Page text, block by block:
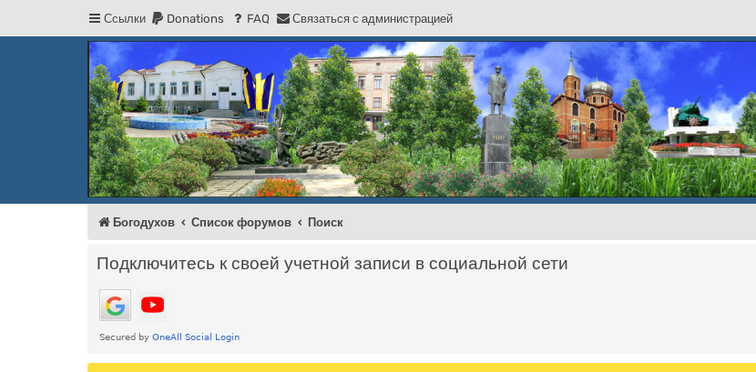
Ссылки Donations FAQ Связаться с администрацией
Регистрация
Форум Богодухова
Богодухов
Богодухов Список форумов Поиск
Подключитесь к своей учетной записи в социальной сети